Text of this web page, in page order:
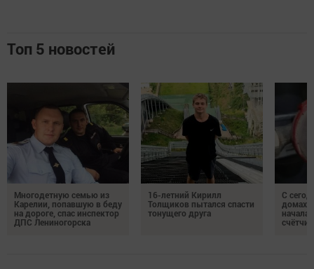
Топ 5 новостей
Многодетную семью из
Карелии, попавшую в беду
на дороге, спас инспектор
ДПС Лениногорска
16-летний Кирилл
Толщиков пытался спасти
тонущего друга
С
домах